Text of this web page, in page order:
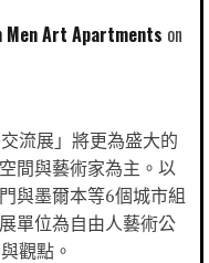
Men Art Apartments
流展」將更為盛大的
間與藝術家為主。以
與墨爾本等6個城市組
單位為自由人藝術公
觀點。